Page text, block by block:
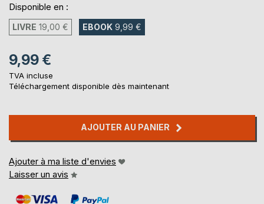
Disponible en :
LIVRE 19,00 € EBOOK 9,99 €
9,99 €
TVA incluse
Téléchargement disponible dès maintenant
AJOUTER AU PANIER
Ajouter à ma liste d'envies
Laisser un avis